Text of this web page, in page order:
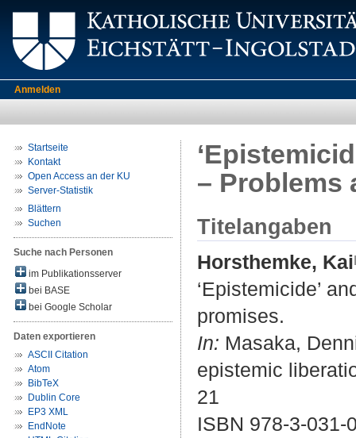
Anmelden
Startseite
Kontakt
Open Access an der KU
Server-Statistik
Blättern
Suchen
Suche nach Personen
im Publikationsserver
bei BASE
bei Google Scholar
Daten exportieren
ASCII Citation
Atom
BibTeX
Dublin Core
EP3 XML
EndNote
– Problems
Titelangaben
Horsthemke, Kai
‘Epistemicide’
promises.
In: Masaka,
epistemic
21
ISBN 978-3-031-